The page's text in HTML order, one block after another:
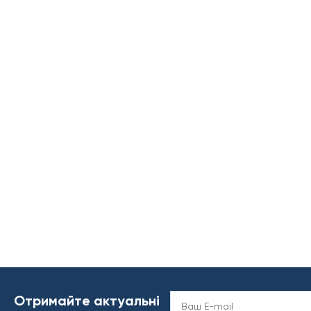
Отримайте актуальні